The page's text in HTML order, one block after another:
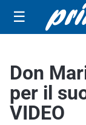
☰
Don
per il
VIDEO